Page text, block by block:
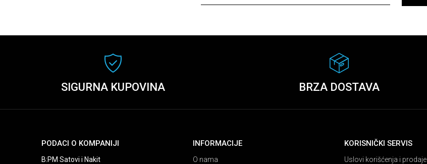
SIGURNA KUPOVINA BRZA DOSTAVA
PODACI O KOMPANIJI
B:PM Satovi i Nakit
INFORMACIJE
O nama
KORISNIČKI SERVIS
Uslovi korišćenja i prodaje